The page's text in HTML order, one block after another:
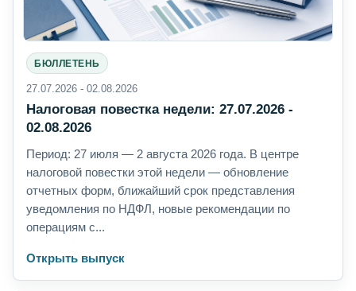
БЮЛЛЕТЕНЬ
27.07.2026 - 02.08.2026
Налоговая повестка недели: 27.07.2026 -
02.08.2026
Период: 27 июля — 2 августа 2026 года. В центре
налоговой повестки этой недели — обновление
отчетных форм, ближайший срок представления
уведомления по НДФЛ, новые рекомендации по
операциям с...
Открыть выпуск